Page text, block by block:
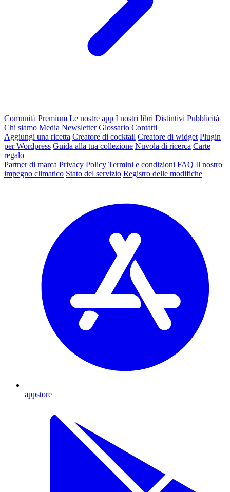
Comunità Premium Le nostre app I nostri libri Distintivi Pubblicità
Chi siamo Media Newsletter Glossario Contatti
Aggiungi una ricetta Creatore di cocktail Creatore di widget Plugin
per Wordpress Guida alla tua collezione Nuvola di ricerca Carte
regalo
Partner di marca Privacy Policy Termini e condizioni FAQ Il nostro
impegno climatico Stato del servizio Registro delle modifiche
appstore